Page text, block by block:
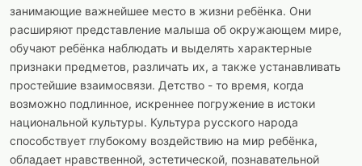
занимающие важнейшее место в жизни ребёнка. Они
расширяют представление малыша об окружающем мире,
обучают ребёнка наблюдать и выделять характерные
признаки предметов, различать их, а также устанавливать
простейшие взаимосвязи. Детство - то время, когда
возможно подлинное, искреннее погружение в истоки
национальной культуры. Культура русского народа
способствует глубокому воздействию на мир ребёнка,
обладает нравственной, эстетической, познавательной